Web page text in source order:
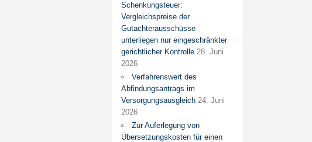
Schenkungsteuer:
Vergleichspreise der
Gutachterausschüsse
unterliegen nur eingeschränkter
gerichtlicher Kontrolle 28. Juni
2026
Verfahrenswert des
Abfindungsantrags im
Versorgungsausgleich 24. Juni
2026
Zur Auferlegung von
Übersetzungskosten für einen